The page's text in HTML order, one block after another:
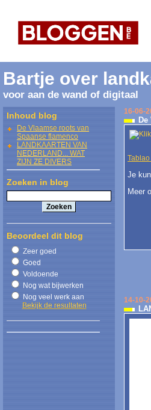
Bartje over
voor aan de wand of digitaal
Inhoud blog
De Vlaamse roots van
Spaanse flamenco
LANDKAARTEN VAN
NEDERLAND... WAT
ZIJN ZE DIVERS
Zoeken in blog
Beoordeel dit blog
Zeer goed
Goed
Voldoende
Nog wat bijwerken
Nog veel werk aan
Bekijk de resultaten
16-06-
De
Je
Meer
14-10-